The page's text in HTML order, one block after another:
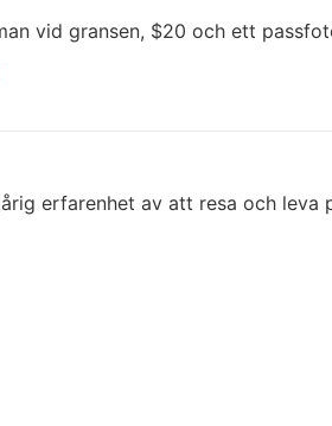
vid gransen, $20 och ett
erfarenhet av att resa och